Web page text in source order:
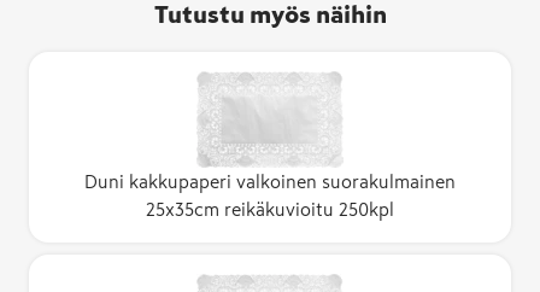
Tutustu myös näihin
Duni kakkupaperi valkoinen suorakulmainen
25x35cm reikäkuvioitu 250kpl